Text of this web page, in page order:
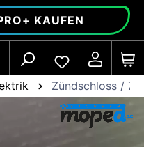
KAUFEN
Zündschloss /